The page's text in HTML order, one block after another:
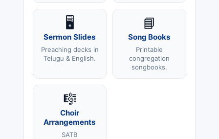
🖥️
Sermon Slides
Preaching decks in
Telugu & English.
📘
Song Books
Printable
congregation
songbooks.
🎼
Choir
Arrangements
SATB